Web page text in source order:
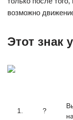
возможно
Этот знак
1. ?